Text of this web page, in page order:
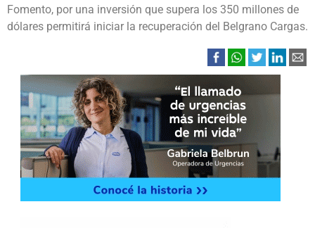
Fomento, por una inversión que supera los 350 millones de
dólares permitirá iniciar la recuperación del Belgrano Cargas.